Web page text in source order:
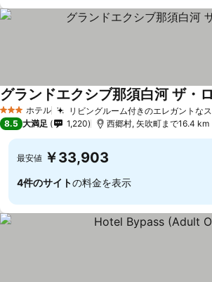
3 ホテルのランク
ホテル リビングルーム付きのエレガントな
グランドエクシブ那須白河 ザ・
8.5 大満足 1,220 西郷村, 矢吹町まで16.4 km
最安値 ￥33,903
4件のサイトの料金を表示